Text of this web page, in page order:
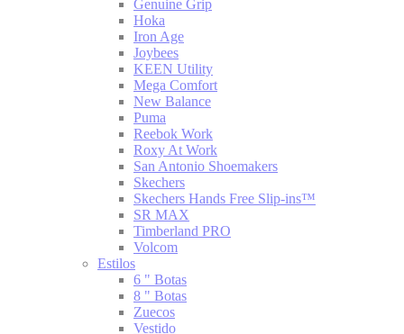
Genuine Grip
Hoka
Iron Age
Joybees
KEEN Utility
Mega Comfort
New Balance
Puma
Reebok Work
Roxy At Work
San Antonio Shoemakers
Skechers
Skechers Hands Free Slip-ins™
SR MAX
Timberland PRO
Volcom
Estilos
6 " Botas
8 " Botas
Zuecos
Vestido